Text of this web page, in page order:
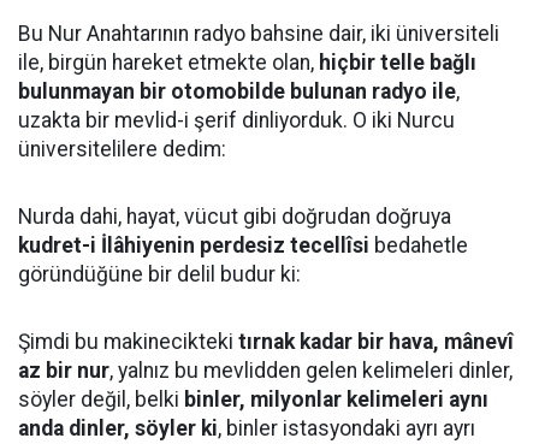
Bu Nur Anahtarının radyo bahsine dair, iki üniversiteli
ile, birgün hareket etmekte olan, hiçbir telle bağlı
bulunmayan bir otomobilde bulunan radyo ile,
uzakta bir mevlid-i şerif dinliyorduk. O iki Nurcu
üniversitelilere dedim:
Nurda dahi, hayat, vücut gibi doğrudan doğruya
kudret-i İlâhiyenin perdesiz tecellîsi bedahetle
göründüğüne bir delil budur ki:
Şimdi bu makinecikteki tırnak kadar bir hava, mânevî
az bir nur, yalnız bu mevlidden gelen kelimeleri dinler,
söyler değil, belki binler, milyonlar kelimeleri aynı
anda dinler, söyler ki, binler istasyondaki ayrı ayrı